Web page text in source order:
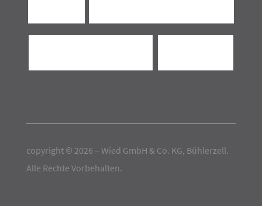
copyright © 2026 – Wied GmbH & Co. KG, Bühlerzell.
Alle Rechte Vorbehalten.